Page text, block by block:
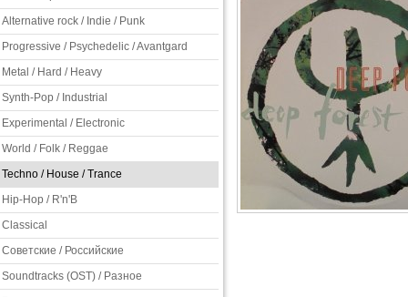
Alternative rock / Indie / Punk
Progressive / Psychedelic / Avantgard
Metal / Hard / Heavy
Synth-Pop / Industrial
Experimental / Electronic
World / Folk / Reggae
Techno / House / Trance
Hip-Hop / R'n'B
Classical
Советские / Российские
Soundtracks (OST) / Разное